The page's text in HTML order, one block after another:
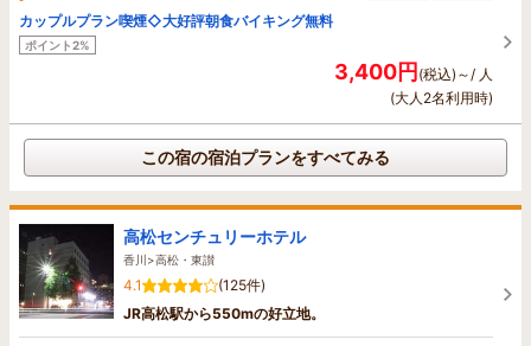
カップルプラン喫煙◇大好評朝食バイキング無料
ポイント2%
3,400円(税込)～/ 人
(大人2名利用時)
この宿の宿泊プランをすべてみる
高松センチュリーホテル
香川>高松・東讃
4.1
(125件)
JR高松駅から550mの好立地。